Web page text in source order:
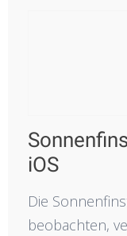
iOS
Die
beobachten,